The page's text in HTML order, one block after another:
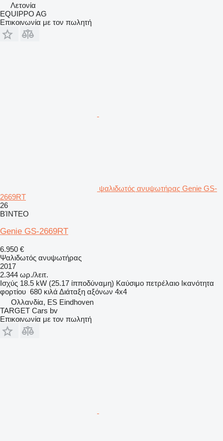
Λετονία
EQUIPPO AG
Επικοινωνία με τον πωλητή
ψαλιδωτός ανυψωτήρας Genie GS-
2669RT
26
ΒΊΝΤΕΟ
Genie GS-2669RT
6.950 €
Ψαλιδωτός ανυψωτήρας
2017
2.344 ωρ./λειτ.
Ισχύς 18.5 kW (25.17 ίπποδύναμη) Καύσιμο πετρέλαιο Ικανότητα
φορτίου 680 κιλά Διάταξη αξόνων 4x4
Ολλανδία, ES Eindhoven
TARGET Cars bv
Επικοινωνία με τον πωλητή